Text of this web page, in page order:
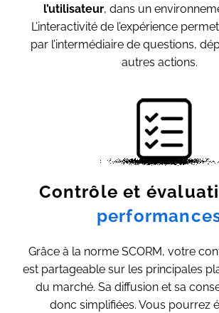
l’utilisateur, dans un
L’interactivité de l’expérience
par l’intermédiaire de questions,
autres actions.
Contrôle et
Grâce à la norme SCORM, votre
est partageable sur les principales
du marché. Sa diffusion et sa
donc simplifiées. Vous pourrez